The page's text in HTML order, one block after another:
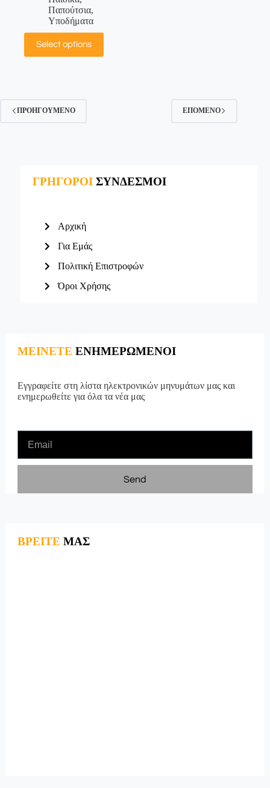
Παπούτσια,
Υποδήματα
Select options
ΠΡΟΗΓΟΎΜΕΝΟ ΕΠΌΜΕΝΟ
ΓΡΗΓΟΡΟΙΣΥΝΔΕΣΜΟΙ
Αρχική
Για Εμάς
Πολιτική Επιστροφών
Όροι Χρήσης
ΜΕΙΝΕΤΕ ΕΝΗΜΕΡΩΜΕΝΟΙ
Εγγραφείτε στη λίστα ηλεκτρονικών μηνυμάτων μας και
ενημερωθείτε για όλα τα νέα μας
Send
ΒΡΕΙΤΕ ΜΑΣ